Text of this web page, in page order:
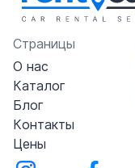
Страницы
О нас
Каталог
Блог
Контакты
Цены